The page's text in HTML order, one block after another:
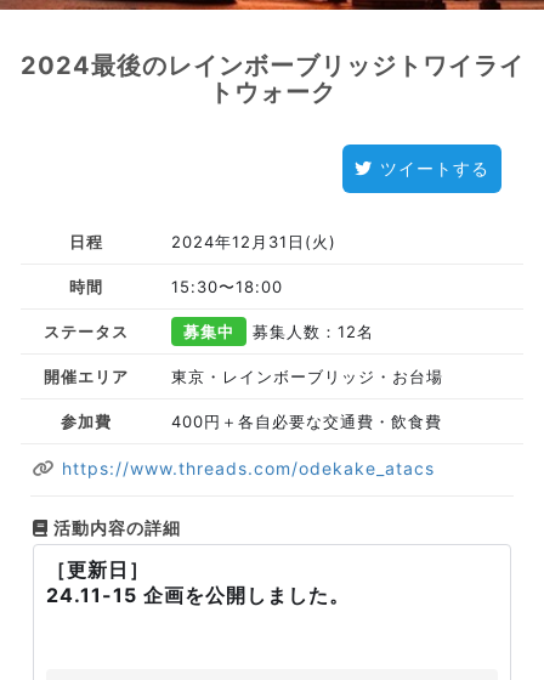
2024最後のレインボーブリッジトワイライ
トウォーク
ツイートする
日程 2024年12月31日(火)
時間 15:30〜18:00
ステータス 募集中 募集人数：12名
開催エリア 東京・レインボーブリッジ・お台場
参加費 400円＋各自必要な交通費・飲食費
https://www.threads.com/odekake_atacs
活動内容の詳細
［更新日］
24.11-15 企画を公開しました。